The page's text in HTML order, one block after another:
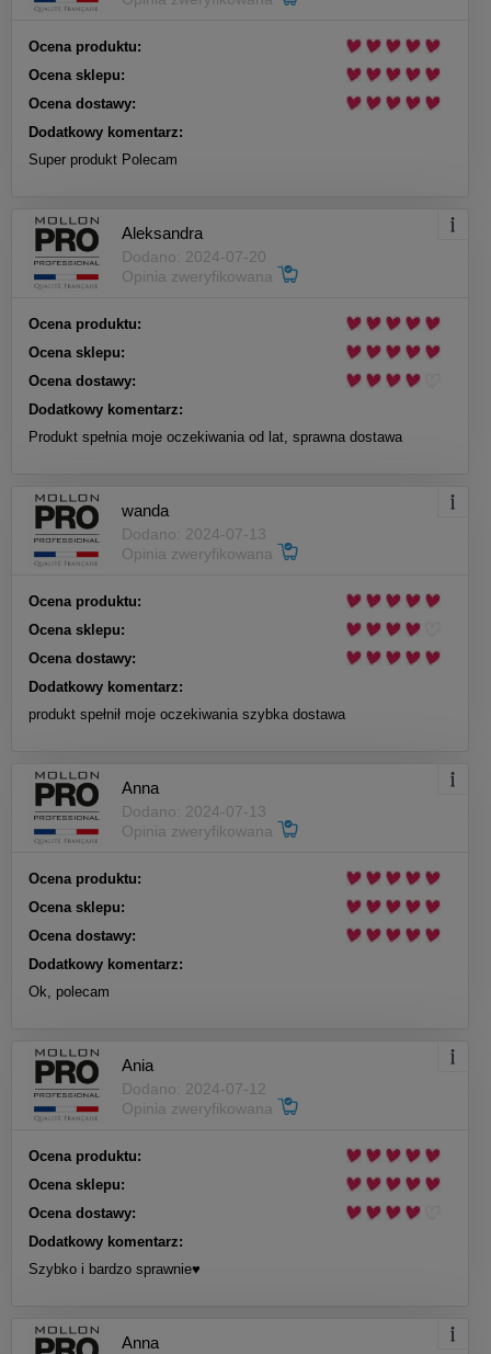
Ocena produktu:
Ocena sklepu:
Ocena dostawy:
Dodatkowy komentarz:
Super produkt Polecam
Aleksandra
Dodano: 2024-07-20
Opinia zweryfikowana
Ocena produktu:
Ocena sklepu:
Ocena dostawy:
Dodatkowy komentarz:
Produkt spełnia moje oczekiwania od lat, sprawna dostawa
wanda
Dodano: 2024-07-13
Opinia zweryfikowana
Ocena produktu:
Ocena sklepu:
Ocena dostawy:
Dodatkowy komentarz:
produkt spełnił moje oczekiwania szybka dostawa
Anna
Dodano: 2024-07-13
Opinia zweryfikowana
Ocena produktu:
Ocena sklepu:
Ocena dostawy:
Dodatkowy komentarz:
Ok, polecam
Ania
Dodano: 2024-07-12
Opinia zweryfikowana
Ocena produktu:
Ocena sklepu:
Ocena dostawy:
Dodatkowy komentarz:
Szybko i bardzo sprawnie♥️
Anna